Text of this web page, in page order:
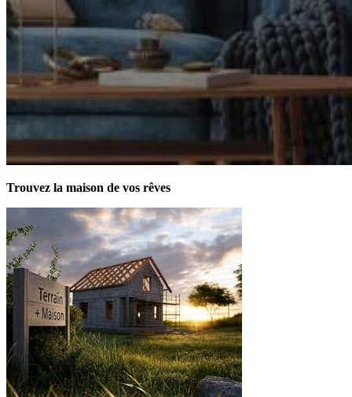
Trouvez la maison de vos rêves